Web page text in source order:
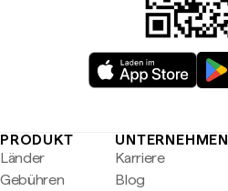
PRODUKT
Länder
Gebühren
UNTERNEHMEN
Karriere
Blog